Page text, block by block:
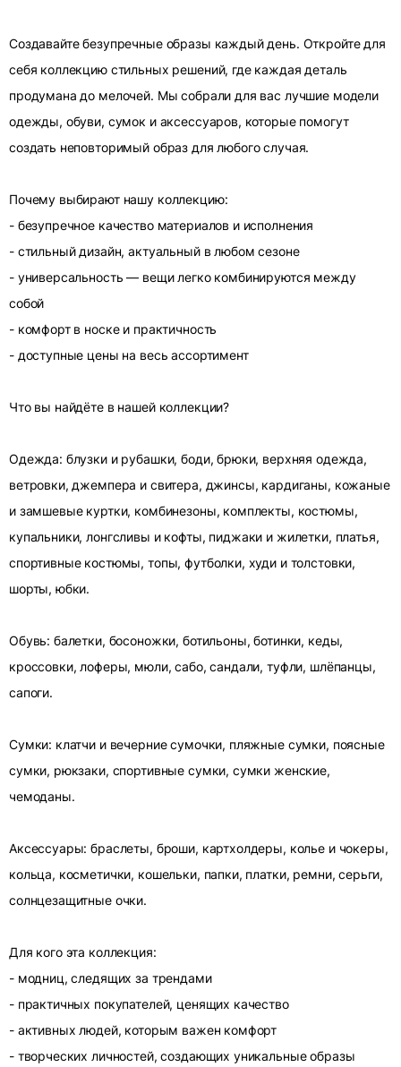
Создавайте безупречные образы каждый день. Откройте для
себя коллекцию стильных решений, где каждая деталь
продумана до мелочей. Мы собрали для вас лучшие модели
одежды, обуви, сумок и аксессуаров, которые помогут
создать неповторимый образ для любого случая.
Почему выбирают нашу коллекцию:
- безупречное качество материалов и исполнения
- стильный дизайн, актуальный в любом сезоне
- универсальность — вещи легко комбинируются между
собой
- комфорт в носке и практичность
- доступные цены на весь ассортимент
Что вы найдёте в нашей коллекции?
Одежда: блузки и рубашки, боди, брюки, верхняя одежда,
ветровки, джемпера и свитера, джинсы, кардиганы, кожаные
и замшевые куртки, комбинезоны, комплекты, костюмы,
купальники, лонгсливы и кофты, пиджаки и жилетки, платья,
спортивные костюмы, топы, футболки, худи и толстовки,
шорты, юбки.
Обувь: балетки, босоножки, ботильоны, ботинки, кеды,
кроссовки, лоферы, мюли, сабо, сандали, туфли, шлёпанцы,
сапоги.
Сумки: клатчи и вечерние сумочки, пляжные сумки, поясные
сумки, рюкзаки, спортивные сумки, сумки женские,
чемоданы.
Аксессуары: браслеты, броши, картхолдеры, колье и чокеры,
кольца, косметички, кошельки, папки, платки, ремни, серьги,
солнцезащитные очки.
Для кого эта коллекция:
- модниц, следящих за трендами
- практичных покупателей, ценящих качество
- активных людей, которым важен комфорт
- творческих личностей, создающих уникальные образы